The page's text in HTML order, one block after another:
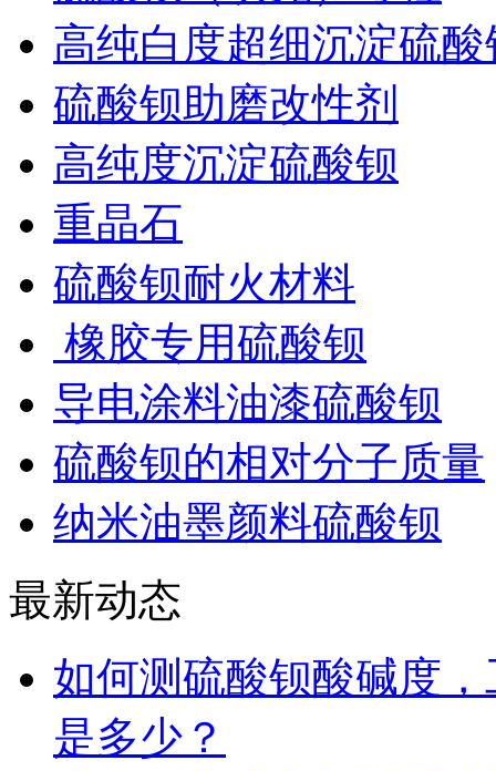
高纯白度超细沉淀硫酸
硫酸钡助磨改性剂
高纯度沉淀硫酸钡
重晶石
硫酸钡耐火材料
橡胶专用硫酸钡
导电涂料油漆硫酸钡
硫酸钡的相对分子质量
纳米油墨颜料硫酸钡
最新动态
如何测硫酸钡酸碱度
是多少？